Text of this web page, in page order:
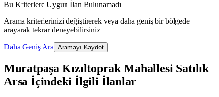
Bu Kriterlere Uygun İlan Bulunamadı
Arama kriterlerinizi değiştirerek veya daha geniş bir bölgede
arayarak tekrar deneyebilirsiniz.
Daha Geniş Ara Aramayı Kaydet
Muratpaşa Kızıltoprak Mahallesi Satılık
Arsa İçindeki İlgili İlanlar